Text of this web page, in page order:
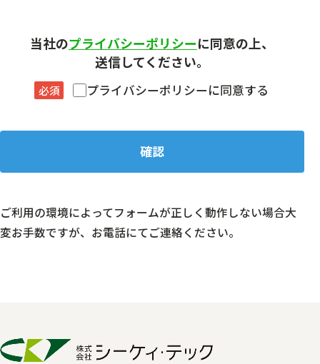
当社のプライバシーポリシーに同意の上、
送信してください。
必須 プライバシーポリシーに同意する
ご利用の環境によってフォームが正しく動作しない場合大
変お手数ですが、お電話にてご連絡ください。